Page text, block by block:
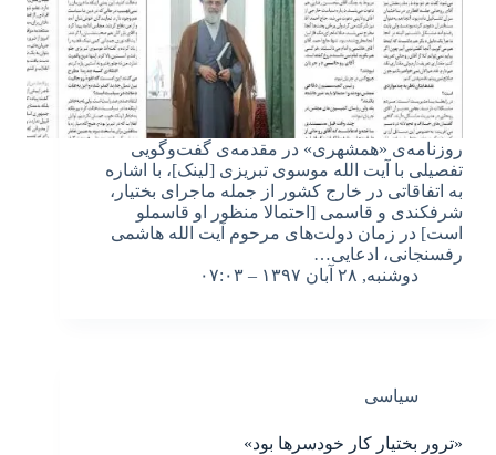
روزنامه‌ی «همشهری» در مقدمه‌ی گفت‌وگویی
تفصیلی با آیت الله موسوی تبریزی [لینک]، با اشاره
به اتفاقاتی در خارج کشور از جمله ماجرای بختیار،
شرفکندی و قاسمی [احتمالا منظور او قاسملو
است] در زمان دولت‌های مرحوم آیت الله هاشمی
رفسنجانی، ادعایی…
دوشنبه, ۲۸ آبان ۱۳۹۷ – ۰۷:۰۳
سیاسی
«ترور بختیار کار خودسرها بود»